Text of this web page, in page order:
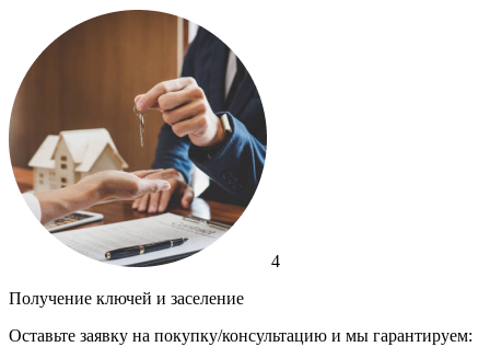
4
Получение ключей и заселение
Оставьте заявку на покупку/консультацию и мы гарантируем: